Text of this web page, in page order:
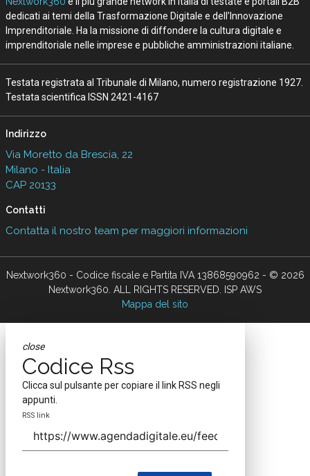
dedicati ai temi della Trasformazione Digitale e dell’Innovazione
Imprenditoriale. Ha la missione di diffondere la cultura digitale e
imprenditoriale nelle imprese e pubbliche amministrazioni italiane.
Testata registrata al Tribunale di Milano, numero registrazione 1927.
Testata scientifica ISSN 2421-4167
Indirizzo
Via Moretto da Brescia, 22
Milano - Italia
CAP 20133
Contatti
Contatta il nostro team per maggiori informazioni
Nextwork360 - Codice fiscale e Partita IVA 13868590962 - © 2026
Nextwork360. ALL RIGHTS RESERVED. ISP AWS
Mappa del sito
close
Codice Rss
Clicca sul pulsante per copiare il link RSS negli
appunti.
RSS link